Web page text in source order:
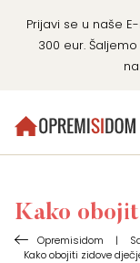
Prijavi se u naše
300 eur.
Kako
Opremisidom |
Kako obojiti zidove